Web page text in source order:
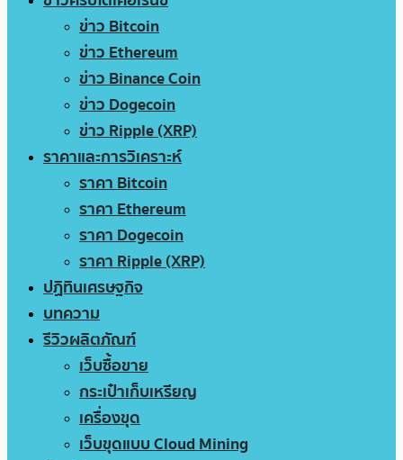
ข่าว Bitcoin
ข่าว Ethereum
ข่าว Binance Coin
ข่าว Dogecoin
ข่าว Ripple (XRP)
ราคาและการวิเคราะห์
ราคา Bitcoin
ราคา Ethereum
ราคา Dogecoin
ราคา Ripple (XRP)
ปฏิทินเศรษฐกิจ
บทความ
รีวิวผลิตภัณฑ์
เว็บซื้อขาย
กระเป๋าเก็บเหรียญ
เครื่องขุด
เว็บขุดแบบ Cloud Mining